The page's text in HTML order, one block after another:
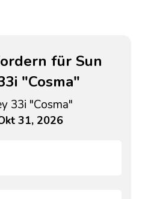
für Sun
"Cosma"
33i "Cosma"
31, 2026